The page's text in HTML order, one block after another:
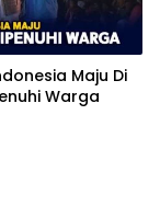
Maju Di
Warga